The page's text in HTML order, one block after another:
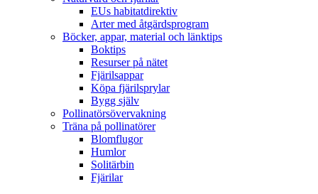
EUs habitatdirektiv
Arter med åtgärdsprogram
Böcker, appar, material och länktips
Boktips
Resurser på nätet
Fjärilsappar
Köpa fjärilsprylar
Bygg själv
Pollinatörsövervakning
Träna på pollinatörer
Blomflugor
Humlor
Solitärbin
Fjärilar